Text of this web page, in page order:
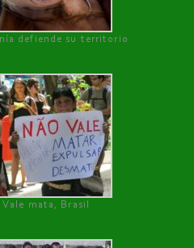
defiende su territorio
Vale mata, Brasil